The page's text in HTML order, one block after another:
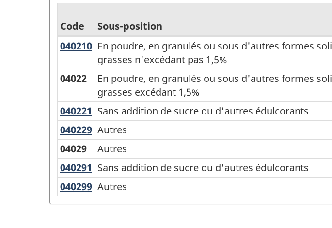
Classification
des
(CTB)
2001
-
Structure
de
la
classification
Code Sous-position
040210 En
poudre,
en
granulés
ou
sous
d'autres
formes
solides,
d'une
teneur
en
En poudre, en granulés ou sous d'autres formes
grasses n'excédant pas 1,5%
04022
En poudre, en granulés ou sous d'autres formes
grasses excédant 1,5%
040221 Sans
addition
de
sucre
ou
d'autres
édulcorants
Sans addition de sucre ou d'autres édulcorants
040229 Autres
Autres
04029
Autres
040291 Sans
addition
de
sucre
Sans addition de sucre ou d'autres édulcorants
040299 Autres
Autres